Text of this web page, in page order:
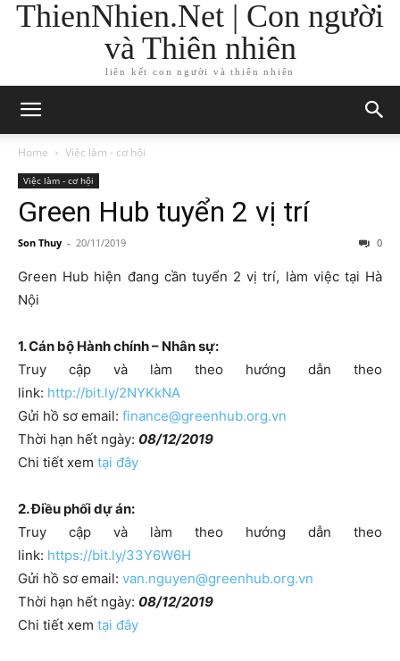
ThienNhien.Net | Con người
và Thiên nhiên
liên kết con người và thiên nhiên
Home Việc làm - cơ hội
Việc làm - cơ hội
Green Hub tuyển 2 vị trí
Son Thuy - 20/11/2019 0
Green Hub hiện đang cần tuyển 2 vị trí, làm việc tại Hà
Nội
1. Cán bộ Hành chính – Nhân sự:
Truy cập và làm theo hướng dẫn theo
link: http://bit.ly/2NYKkNA
Gửi hồ sơ email: finance@greenhub.org.vn
Thời hạn hết ngày: 08/12/2019
Chi tiết xem tại đây
2. Điều phối dự án:
Truy cập và làm theo hướng dẫn theo
link: https://bit.ly/33Y6W6H
Gửi hồ sơ email: van.nguyen@greenhub.org.vn
Thời hạn hết ngày: 08/12/2019
Chi tiết xem tại đây